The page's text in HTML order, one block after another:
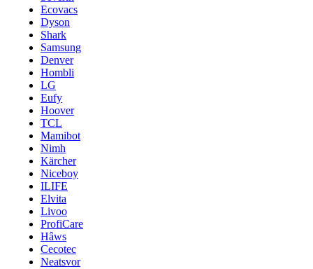
Ecovacs
Dyson
Shark
Samsung
Denver
Hombli
LG
Eufy
Hoover
TCL
Mamibot
Nimh
Kärcher
Niceboy
ILIFE
Elvita
Livoo
ProfiCare
Hâws
Cecotec
Neatsvor